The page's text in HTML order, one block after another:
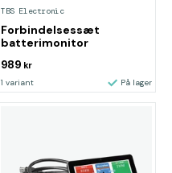
TBS Electronic
Forbindelsessæt
batterimonitor
989 kr
1 variant På lager